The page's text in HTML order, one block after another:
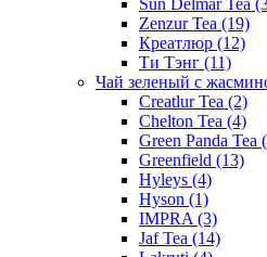
Zenzur Tea (19)
Креатлюр (12)
Ти Тэнг (11)
Чай зеленый с
Creatlur Tea (2)
Chelton Tea (4)
Green Panda Tea
Greenfield (13)
Hyleys (4)
Hyson (1)
IMPRA (3)
Jaf Tea (14)